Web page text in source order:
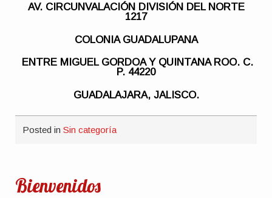
AV. CIRCUNVALACIÓN DIVISIÓN DEL NORTE
1217
COLONIA GUADALUPANA
ENTRE MIGUEL GORDOA Y QUINTANA ROO. C.
P. 44220
GUADALAJARA, JALISCO.
Posted inSin categoría
Bienvenidos